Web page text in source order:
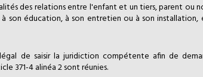
des relations entre l'enfant et un tiers, parent ou
son éducation, à son entretien ou à son
de saisir la juridiction compétente afin de
371-4 alinéa 2 sont réunies.